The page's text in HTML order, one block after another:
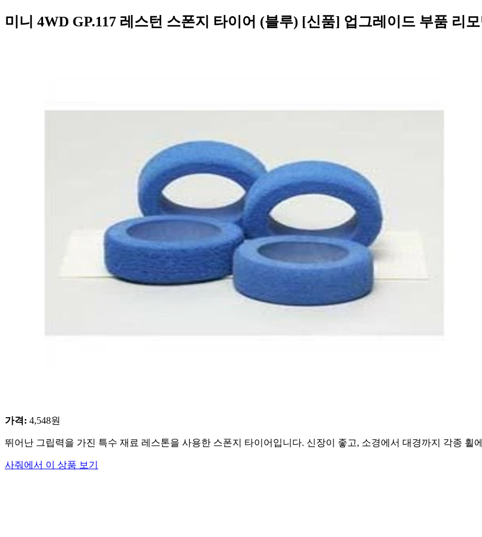
미니 4WD GP.117 레스턴 스폰지 타이어 (블루) [신품] 업그레이드 부품 리
가격: 4,548원
뛰어난 그립력을 가진 특수 재료 레스톤을 사용한 스폰지 타이어입니다. 신장이 좋고, 소경에서 대경까지 각종 휠
사줘에서 이 상품 보기